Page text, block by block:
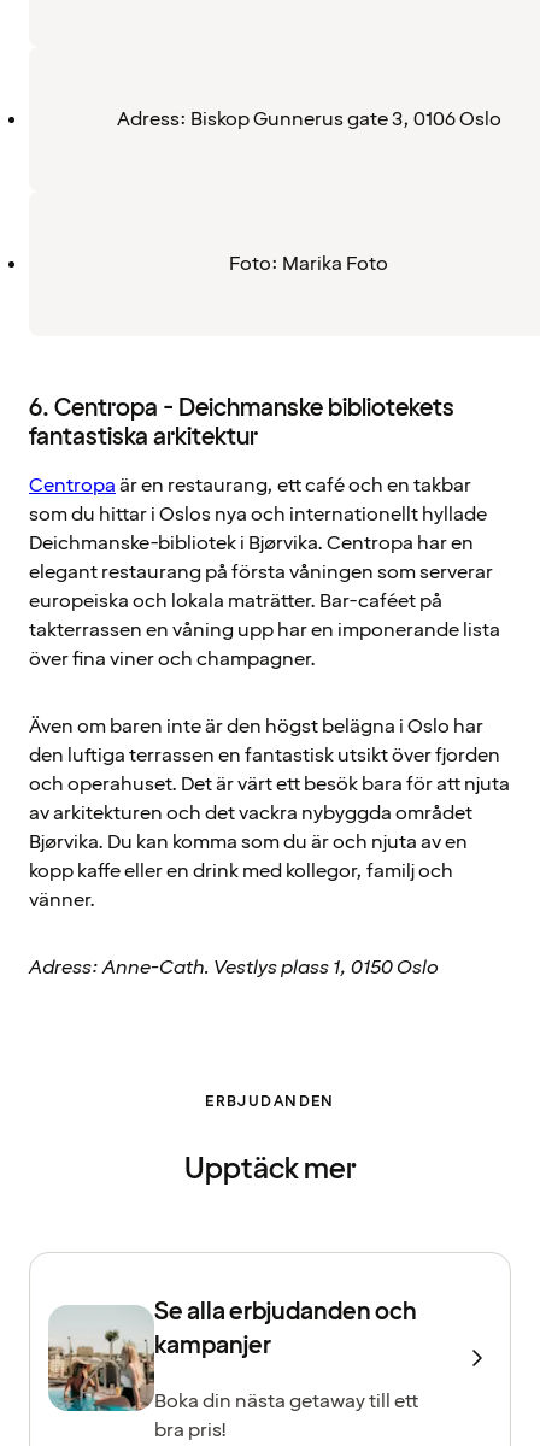
Adress: Biskop Gunnerus gate 3, 0106 Oslo
Foto: Marika Foto
6. Centropa - Deichmanske bibliotekets
fantastiska arkitektur
Centropaär en restaurang, ett café och en takbar
som du hittar i Oslos nya och internationellt hyllade
Deichmanske-bibliotek i Bjørvika. Centropa har en
elegant restaurang på första våningen som serverar
europeiska och lokala maträtter. Bar-caféet på
takterrassen en våning upp har en imponerande lista
över fina viner och champagner.
Även om baren inte är den högst belägna i Oslo har
den luftiga terrassen en fantastisk utsikt över fjorden
och operahuset. Det är värt ett besök bara för att njuta
av arkitekturen och det vackra nybyggda området
Bjørvika. Du kan komma som du är och njuta av en
kopp kaffe eller en drink med kollegor, familj och
vänner.
Adress: Anne-Cath. Vestlys plass 1, 0150 Oslo
ERBJUDANDEN
Upptäck mer
Se alla erbjudanden och
kampanjer
Boka din nästa getaway till ett
bra pris!